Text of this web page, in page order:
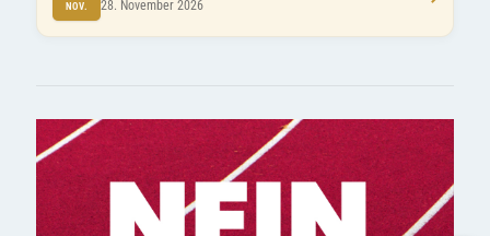
NOV. 28. November 2026